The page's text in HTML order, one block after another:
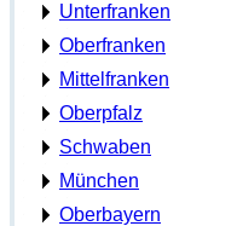
Unterfranken
Oberfranken
Mittelfranken
Oberpfalz
Schwaben
München
Oberbayern